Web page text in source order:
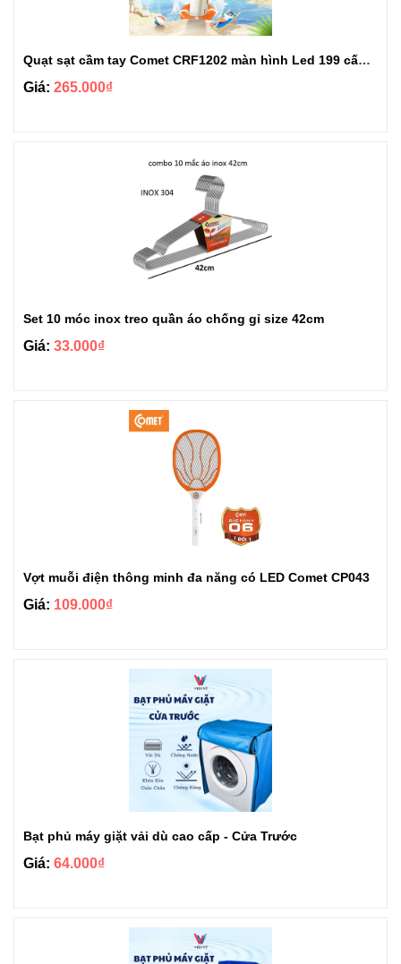
Quạt sạt cầm tay Comet CRF1202 màn hình Led 199 cấp độ gió tùy chỉnh
Giá: 265.000₫
Set 10 móc inox treo quần áo chống gỉ size 42cm
Giá: 33.000₫
Vợt muỗi điện thông minh đa năng có LED Comet CP043
Giá: 109.000₫
Bạt phủ máy giặt vải dù cao cấp - Cửa Trước
Giá: 64.000₫